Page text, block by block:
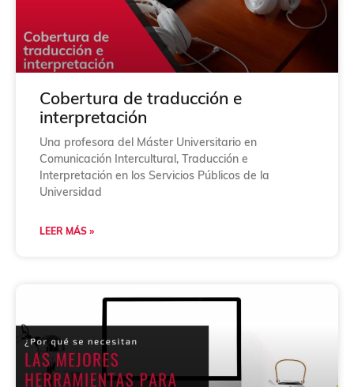
c
ó
n
Cobertura de traducción e
interpretación
Una profesora del Máster Universitario en
Comunicación Intercultural, Traducción e
Interpretación en los Servicios Públicos de la
Universidad
LEER MÁS »